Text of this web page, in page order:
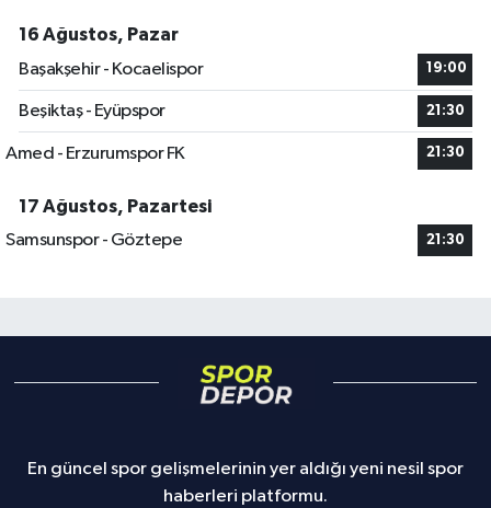
16 Ağustos, Pazar
Başakşehir - Kocaelispor
19:00
Beşiktaş - Eyüpspor 21:30
Amed - Erzurumspor FK 21:30
17 Ağustos, Pazartesi
Samsunspor - Göztepe
21:30
En güncel spor gelişmelerinin yer aldığı yeni nesil spor
haberleri platformu.